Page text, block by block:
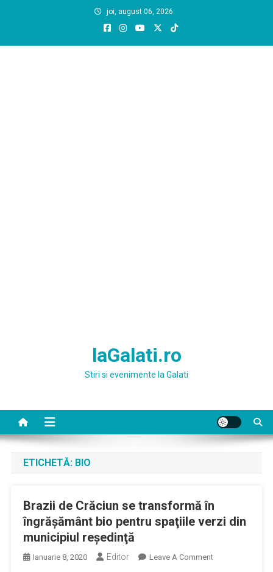
joi, august 06, 2026
laGalati.ro
Stiri si evenimente la Galati
ETICHETĂ: BIO
Brazii de Crăciun se transformă în
îngrăşământ bio pentru spaţiile verzi din
municipiul reşedinţă
Ianuarie 8, 2020 Editor Leave A CommentOn